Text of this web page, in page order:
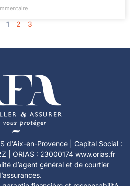
1 2 3
d'Aix-en-Provence | Capital Social :
| ORIAS : 23000174 www.orias.fr
d’agent général et de courtier